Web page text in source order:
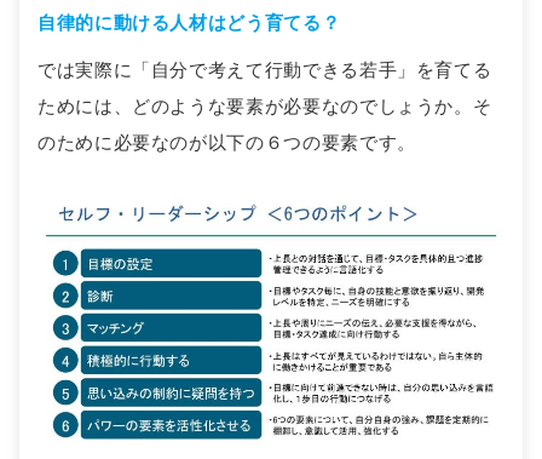
自律的に動ける人材はどう育てる？
では実際に「自分で考えて行動できる若手」を育てる
ためには、どのような要素が必要なのでしょうか。そ
のために必要なのが以下の６つの要素です。